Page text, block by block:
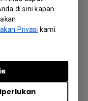
di sini kapan
Privasi kami.